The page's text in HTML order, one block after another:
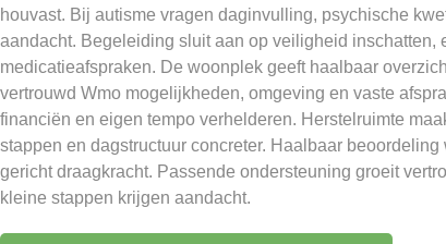
houvast. Bij autisme vragen daginvulling, psychische
aandacht. Begeleiding sluit aan op veiligheid inschatten,
medicatieafspraken. De woonplek geeft haalbaar
vertrouwd Wmo mogelijkheden, omgeving en vaste
financiën en eigen tempo verhelderen. Herstelruimte
stappen en dagstructuur concreter. Haalbaar
gericht draagkracht. Passende ondersteuning groeit
kleine stappen krijgen aandacht.